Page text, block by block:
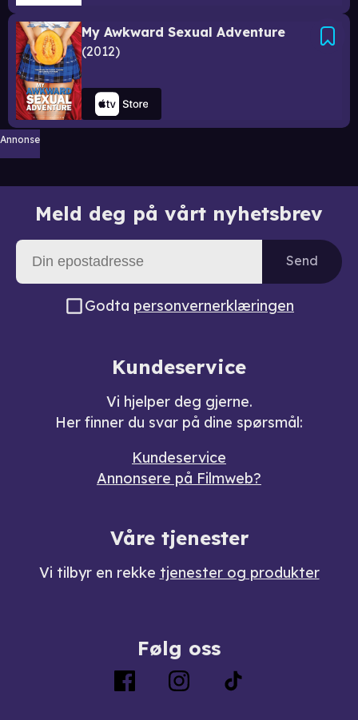
My Awkward Sexual Adventure
2012
Annonse
Meld deg på vårt nyhetsbrev
Send
Godta personvernerklæringen
Kundeservice
Vi hjelper deg gjerne.
Her finner du svar på dine spørsmål:
Kundeservice
Annonsere på Filmweb?
Våre tjenester
Vi tilbyr en rekke tjenester og produkter
Følg oss